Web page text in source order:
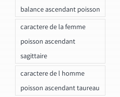
balance ascendant poisson
caractere de la femme
poisson ascendant
sagittaire
caractere de l homme
poisson ascendant taureau